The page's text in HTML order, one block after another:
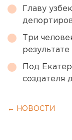
Главу
Три
Под
создателя
← НОВОСТИ